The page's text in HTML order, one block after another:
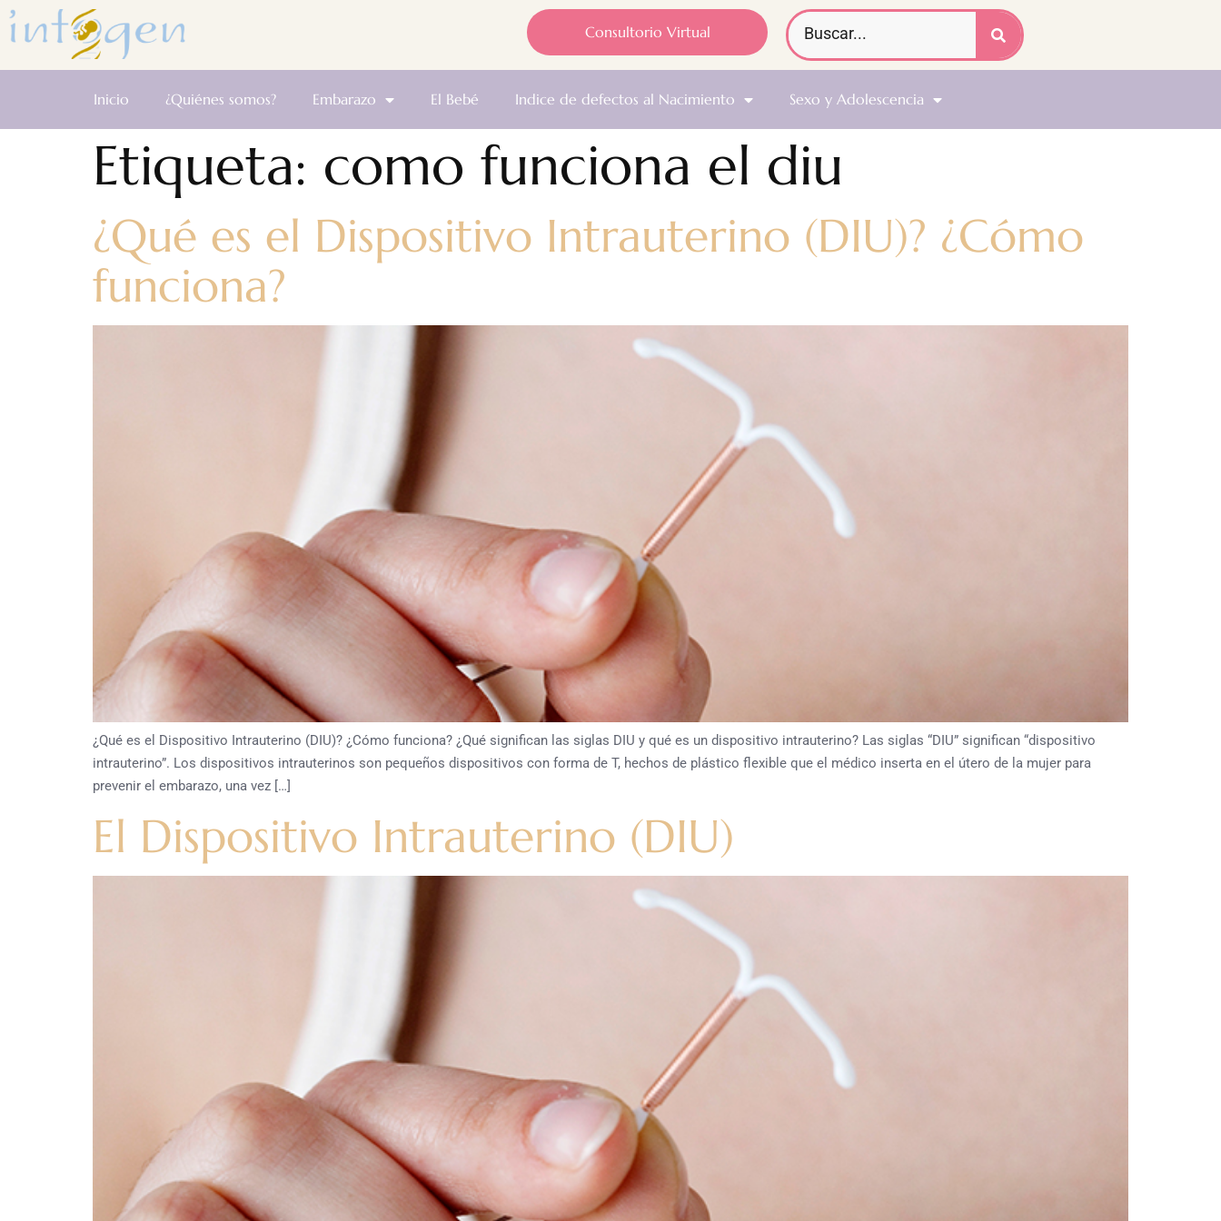
Consultorio Virtual
Inicio ¿Quiénes somos? Embarazo El Bebé Indice de defectos al Nacimiento Sexo y Adolescencia
Etiqueta: como funciona el diu
¿Qué es el Dispositivo Intrauterino (DIU)? ¿Cómo
funciona?
¿Qué es el Dispositivo Intrauterino (DIU)? ¿Cómo funciona? ¿Qué significan las siglas DIU y qué es un dispositivo intrauterino? Las siglas “DIU” significan “dispositivo
intrauterino”. Los dispositivos intrauterinos son pequeños dispositivos con forma de T, hechos de plástico flexible que el médico inserta en el útero de la mujer para
prevenir el embarazo, una vez […]
El Dispositivo Intrauterino (DIU)